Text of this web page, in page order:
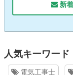
新
人気キーワード
電気工事士